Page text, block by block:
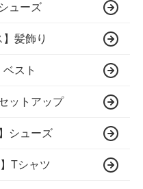
ューズ
】髪飾り
ベスト
ットアップ
シューズ
Tシャツ